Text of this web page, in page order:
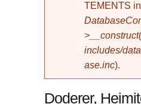
TEMENTS
includes/
ase.inc).
Doderer,